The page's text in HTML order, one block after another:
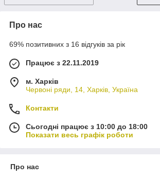
Про нас
69% позитивних з 16 відгуків за рік
Працює з 22.11.2019
м. Харків
Червоні ряди, 14, Харків, Україна
Контакти
Сьогодні працює з 10:00 до 18:00
Показати весь графік роботи
Про нас